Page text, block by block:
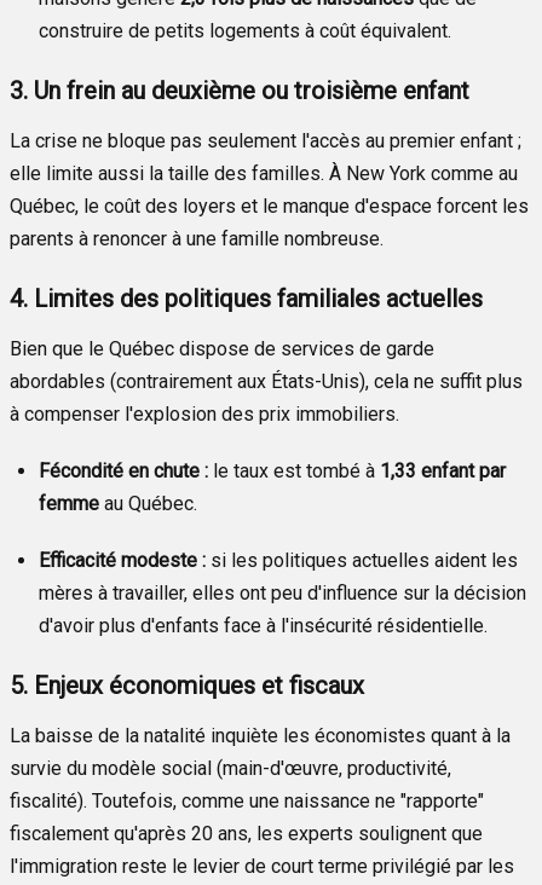
construire de petits logements à coût équivalent.
3. Un frein au deuxième ou troisième enfant
La crise ne bloque pas seulement l'accès au premier enfant ;
elle limite aussi la taille des familles. À New York comme au
Québec, le coût des loyers et le manque d'espace forcent les
parents à renoncer à une famille nombreuse.
4. Limites des politiques familiales actuelles
Bien que le Québec dispose de services de garde
abordables (contrairement aux États-Unis), cela ne suffit plus
à compenser l'explosion des prix immobiliers.
Fécondité en chute : le taux est tombé à 1,33 enfant par
femme au Québec.
Efficacité modeste : si les politiques actuelles aident les
mères à travailler, elles ont peu d'influence sur la décision
d'avoir plus d'enfants face à l'insécurité résidentielle.
5. Enjeux économiques et fiscaux
La baisse de la natalité inquiète les économistes quant à la
survie du modèle social (main-d'œuvre, productivité,
fiscalité). Toutefois, comme une naissance ne "rapporte"
fiscalement qu'après 20 ans, les experts soulignent que
l'immigration reste le levier de court terme privilégié par les